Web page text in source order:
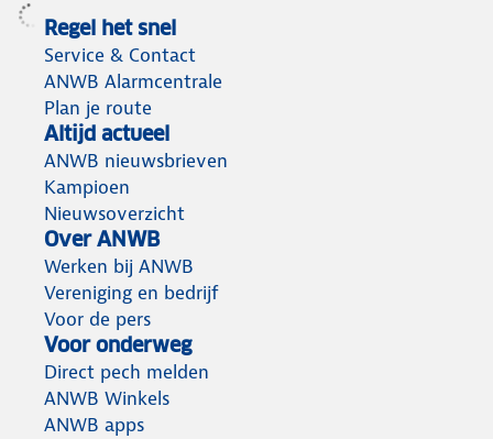
Regel het snel
Service & Contact
ANWB Alarmcentrale
Plan je route
Altijd actueel
ANWB nieuwsbrieven
Kampioen
Nieuwsoverzicht
Over ANWB
Werken bij ANWB
Vereniging en bedrijf
Voor de pers
Voor onderweg
Direct pech melden
ANWB Winkels
ANWB apps